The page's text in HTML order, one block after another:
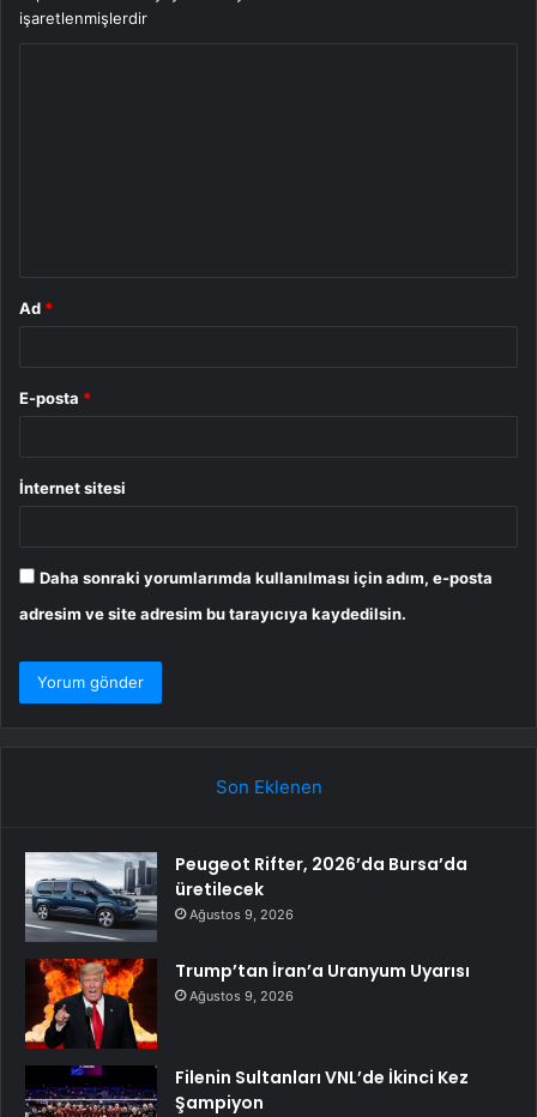
işaretlenmişlerdir
Ad *
E-posta *
İnternet sitesi
Daha sonraki yorumlarımda kullanılması için adım, e-posta
adresim ve site adresim bu tarayıcıya kaydedilsin.
Son Eklenen
Peugeot Rifter, 2026’da Bursa’da
üretilecek
Ağustos 9, 2026
Trump’tan İran’a Uranyum Uyarısı
Ağustos 9, 2026
Filenin Sultanları VNL’de İkinci Kez
Şampiyon